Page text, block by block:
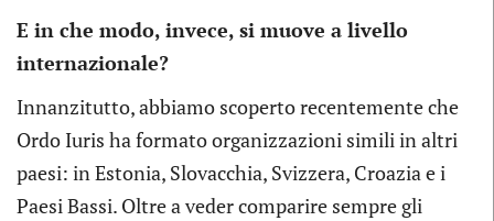
E in che modo, invece, si muove a livello
internazionale?
Innanzitutto, abbiamo scoperto recentemente che
Ordo Iuris ha formato organizzazioni simili in altri
paesi: in Estonia, Slovacchia, Svizzera, Croazia e i
Paesi Bassi. Oltre a veder comparire sempre gli